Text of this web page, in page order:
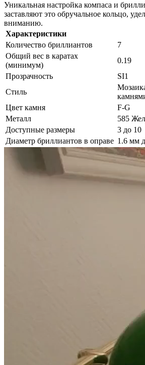
Уникальная настройка компаса и
заставляют это обручальное кольцо,
вниманию.
Характеристики
Количество бриллиантов
7
Общий вес в каратах
(минимум)
0.19
Прозрачность
SI1
Стиль
Цвет камня
F-G
Металл
585
Доступные размеры
3 до 10
Диаметр бриллиантов в оправе 1.6 мм